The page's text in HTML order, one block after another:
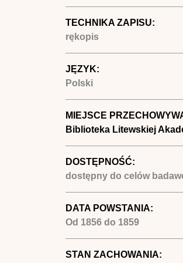
TECHNIKA ZAPISU:
rękopis
JĘZYK:
Polski
MIEJSCE
Biblioteka Litewskiej
DOSTĘPNOŚĆ:
dostępny do celów
DATA POWSTANIA:
Od 1856do 1859
STAN ZACHOWANIA: